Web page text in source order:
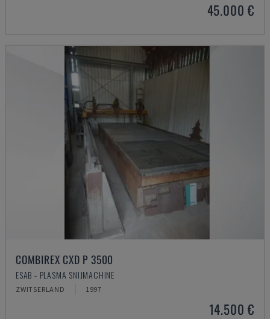
45.000 €
COMBIREX CXD P 3500
ESAB - PLASMA SNIJMACHINE
ZWITSERLAND 1997
14.500 €